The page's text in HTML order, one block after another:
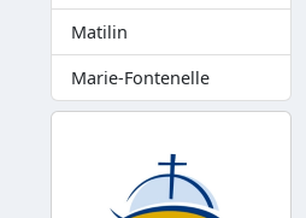
Matilin
Marie-Fontenelle